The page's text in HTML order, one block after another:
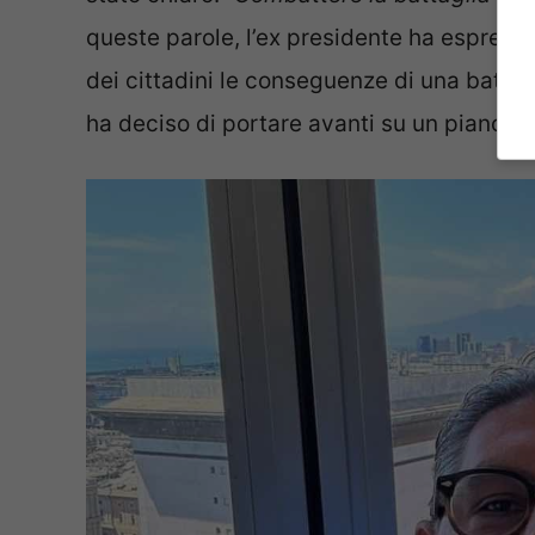
queste parole, l’ex presidente ha
dei cittadini le conseguenze di una
ha deciso di portare avanti su un piano